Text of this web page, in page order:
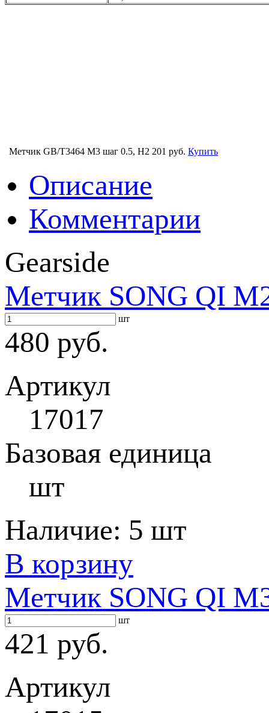
Метчик GB/T3464 M3 шаг 0.5, H2 201 руб. Купить
Описание
Комментарии
Gearside
Метчик SONG QI
шт
480 руб.
Артикул
17017
Базовая единица
шт
Наличие: 5 шт
В корзину
Метчик SONG QI
шт
421 руб.
Артикул